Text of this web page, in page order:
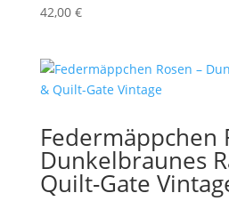
42,00 €
Federmäppchen
Dunkelbraunes
Quilt-Gate